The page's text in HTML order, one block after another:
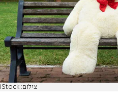
צילום: iStock